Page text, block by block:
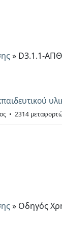
» D3.1.1-
2314
» Οδηγός